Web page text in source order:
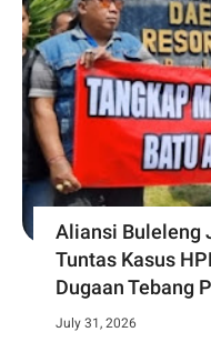
Aliansi Buleleng
Tuntas Kasus
Dugaan Tebang
July 31, 2026